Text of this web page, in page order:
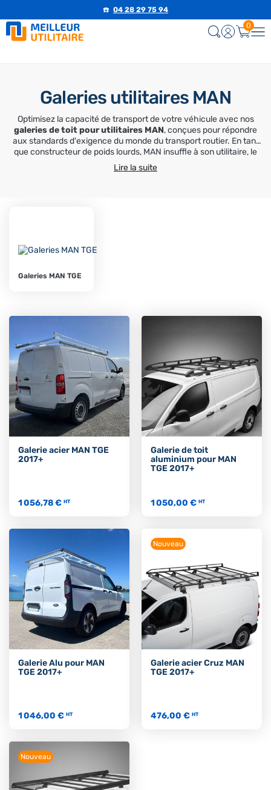
Galeries utilitaires MAN
Optimisez la capacité de transport de votre véhicule avec nos
galeries de toit pour utilitaires MAN, conçues pour répondre
aux standards d'exigence du monde du transport routier. En tant
que constructeur de poids lourds, MAN insuffle à son utilitaire, le
, une robustesse et une technicité supérieures qui
nécessitent un équipement de portage à la hauteur.
maximale sur les chantiers. Installez un équipement certifié, sans
Lire la suite
Galeries MAN TGE
Galerie acier MAN TGE
2017+
1 056,78 € HT
Galerie de toit
aluminium pour MAN
TGE 2017+
1 050,00 € HT
Galerie Alu pour MAN
TGE 2017+
1 046,00 € HT
Nouveau
Galerie acier Cruz MAN
TGE 2017+
476,00 € HT
Nouveau
☎️ 04 28 29 75 94
0